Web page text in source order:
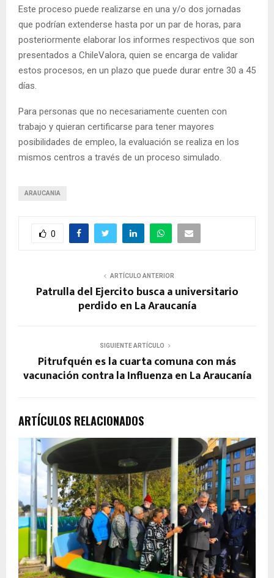
Este proceso puede realizarse en una y/o dos jornadas
que podrían extenderse hasta por un par de horas, para
posteriormente elaborar los informes respectivos que son
presentados a ChileValora, quien se encarga de validar
estos procesos, en un plazo que puede durar entre 30 a 45
días.
Para personas que no necesariamente cuenten con
trabajo y quieran certificarse para tener mayores
posibilidades de empleo, la evaluación se realiza en los
mismos centros a través de un proceso simulado.
ARAUCANIA
0
ARTÍCULO ANTERIOR
Patrulla del Ejercito busca a universitario
perdido en La Araucanía
SIGUIENTE ARTÍCULO
Pitrufquén es la cuarta comuna con más
vacunación contra la Influenza en La Araucanía
ARTÍCULOS RELACIONADOS